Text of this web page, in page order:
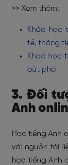
>> Xem thêm:
Khóa học
tế, thăng
Khoá học
bứt phá
3. Đối
Anh
Học tiếng Anh
với nguồn tài
học tiếng Anh